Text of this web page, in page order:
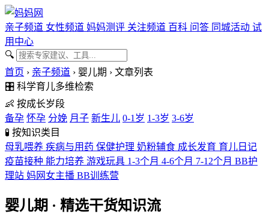
亲子频道 女性频道 妈妈测评 关注频道 百科 问答 同城活动 试
用中心
🔍
首页 › 亲子频道 › 婴儿期 › 文章列表
🎛️ 科学育儿多维检索
👶 按成长岁段
备孕 怀孕 分娩 月子 新生儿 0-1岁 1-3岁 3-6岁
🧪 按知识类目
母乳喂养 疾病与用药 保健护理 奶粉辅食 成长发育 育儿日记
疫苗接种 能力培养 游戏玩具 1-3个月 4-6个月 7-12个月 BB护
理站 妈网女主播 BB训练营
婴儿期 · 精选干货知识流